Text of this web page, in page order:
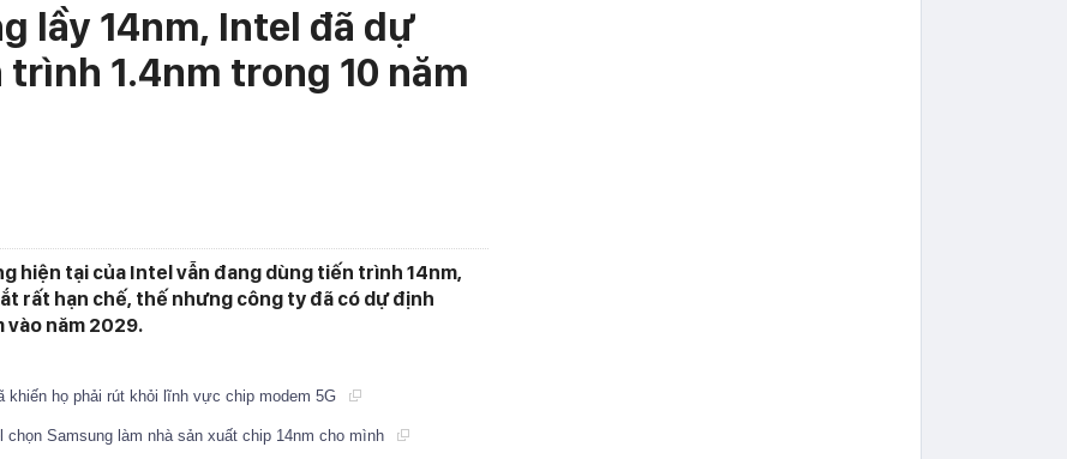
lầy 14nm, Intel đã dự
1.4nm trong 10 năm
hiện tại của Intel vẫn đang dùng tiến trình 14nm,
rất hạn chế, thế nhưng công ty đã có dự định
năm 2029.
khiến họ phải rút khỏi lĩnh vực chip modem 5G
Samsung làm nhà sản xuất chip 14nm cho mình